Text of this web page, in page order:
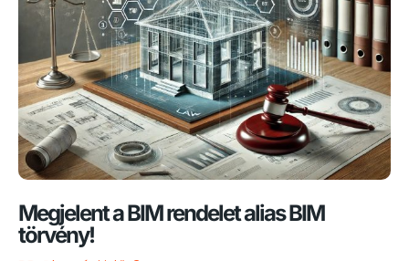
Képzések
Blog
Csapatunk
Kapcsolat
Megjelent a BIM rendelet alias BIM
törvény!